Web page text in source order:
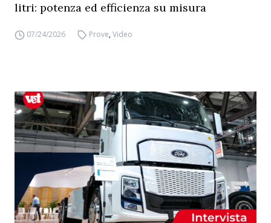
litri: potenza ed efficienza su misura
07/24/2026 Prove,Video